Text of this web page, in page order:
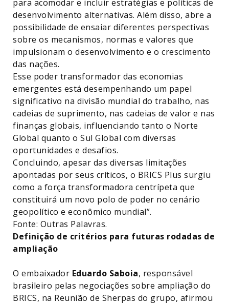
para acomodar e incluir estratégias e políticas de
desenvolvimento alternativas. Além disso, abre a
possibilidade de ensaiar diferentes perspectivas
sobre os mecanismos, normas e valores que
impulsionam o desenvolvimento e o crescimento
das nações.
Esse poder transformador das economias
emergentes está desempenhando um papel
significativo na divisão mundial do trabalho, nas
cadeias de suprimento, nas cadeias de valor e nas
finanças globais, influenciando tanto o Norte
Global quanto o Sul Global com diversas
oportunidades e desafios.
Concluindo, apesar das diversas limitações
apontadas por seus críticos, o BRICS Plus surgiu
como a força transformadora centrípeta que
constituirá um novo polo de poder no cenário
geopolítico e econômico mundial”.
Fonte: Outras Palavras.
Definição de critérios para futuras rodadas de
ampliação
O embaixador Eduardo Saboia, responsável
brasileiro pelas negociações sobre ampliação do
BRICS, na Reunião de Sherpas do grupo, afirmou